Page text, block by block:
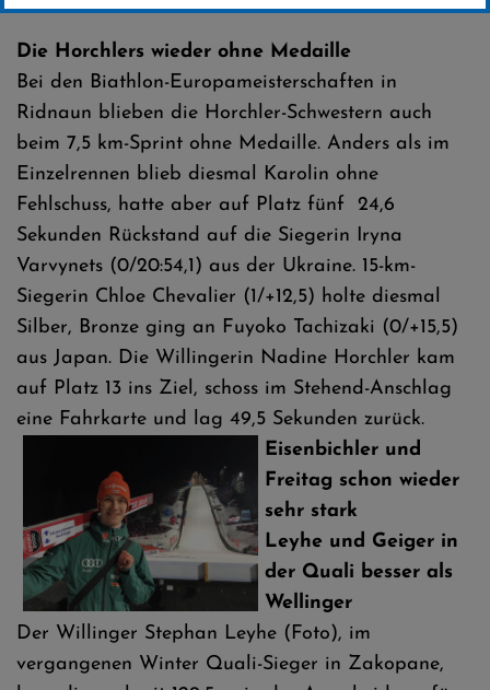
Die Horchlers wieder ohne Medaille
Bei den Biathlon-Europameisterschaften in
Ridnaun blieben die Horchler-Schwestern auch
beim 7,5 km-Sprint ohne Medaille. Anders als im
Einzelrennen blieb diesmal Karolin ohne
Fehlschuss, hatte aber auf Platz fünf 24,6
Sekunden Rückstand auf die Siegerin Iryna
Varvynets (0/20:54,1) aus der Ukraine. 15-km-
Siegerin Chloe Chevalier (1/+12,5) holte diesmal
Silber, Bronze ging an Fuyoko Tachizaki (0/+15,5)
aus Japan. Die Willingerin Nadine Horchler kam
auf Platz 13 ins Ziel, schoss im Stehend-Anschlag
eine Fahrkarte und lag 49,5 Sekunden zurück.
Eisenbichler und
Freitag schon wieder
sehr stark
Leyhe und Geiger in
der Quali besser als
Wellinger
Der Willinger Stephan Leyhe (Foto), im
vergangenen Winter Quali-Sieger in Zakopane,